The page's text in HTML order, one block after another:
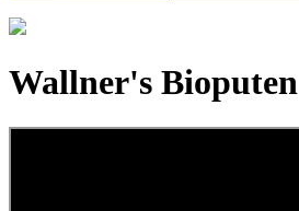
Wallner's Bioputen